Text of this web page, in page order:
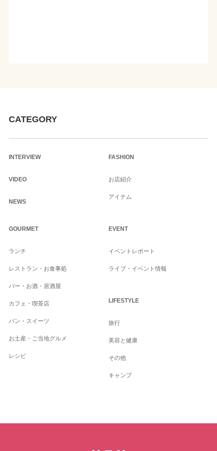
CATEGORY
INTERVIEW
VIDEO
NEWS
FASHION
お店紹介
アイテム
GOURMET
ランチ
レストラン・お食事処
バー・お酒・居酒屋
カフェ・喫茶店
パン・スイーツ
お土産・ご当地グルメ
レシピ
EVENT
イベントレポート
ライブ・イベント情報
LIFESTYLE
旅行
美容と健康
その他
キャンプ